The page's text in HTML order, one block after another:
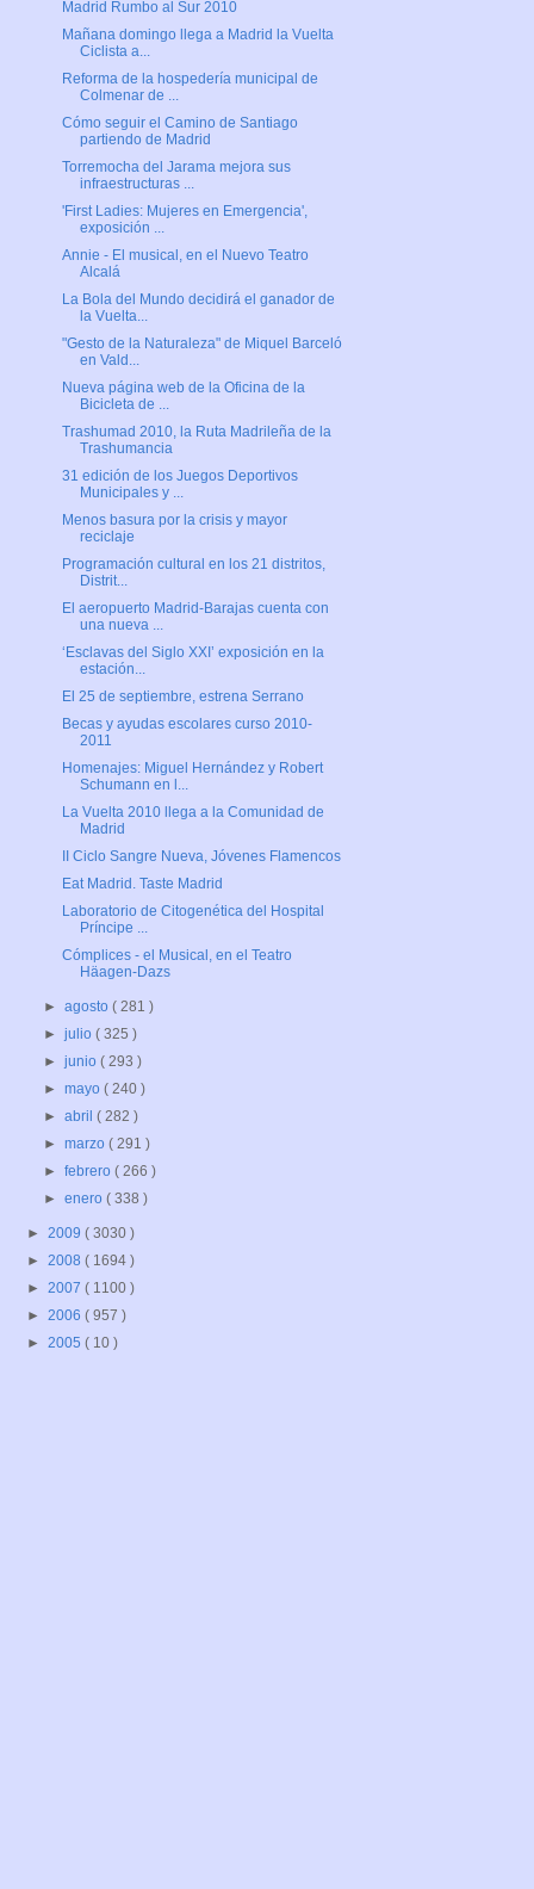
Madrid Rumbo al Sur 2010
Mañana domingo llega a Madrid la Vuelta
Ciclista a...
Reforma de la hospedería municipal de
Colmenar de ...
Cómo seguir el Camino de Santiago
partiendo de Madrid
Torremocha del Jarama mejora sus
infraestructuras ...
'First Ladies: Mujeres en Emergencia',
exposición ...
Annie - El musical, en el Nuevo Teatro
Alcalá
La Bola del Mundo decidirá el ganador de
la Vuelta...
"Gesto de la Naturaleza" de Miquel Barceló
en Vald...
Nueva página web de la Oficina de la
Bicicleta de ...
Trashumad 2010, la Ruta Madrileña de la
Trashumancia
31 edición de los Juegos Deportivos
Municipales y ...
Menos basura por la crisis y mayor
reciclaje
Programación cultural en los 21 distritos,
Distrit...
El aeropuerto Madrid-Barajas cuenta con
una nueva ...
‘Esclavas del Siglo XXI’ exposición en la
estación...
El 25 de septiembre, estrena Serrano
Becas y ayudas escolares curso 2010-
2011
Homenajes: Miguel Hernández y Robert
Schumann en l...
La Vuelta 2010 llega a la Comunidad de
Madrid
II Ciclo Sangre Nueva, Jóvenes Flamencos
Eat Madrid. Taste Madrid
Laboratorio de Citogenética del Hospital
Príncipe ...
Cómplices - el Musical, en el Teatro
Häagen-Dazs
►agosto( 281 )
►julio( 325 )
►junio( 293 )
►mayo( 240 )
►abril( 282 )
►marzo( 291 )
►febrero( 266 )
►enero( 338 )
► 2009 ( 3030 )
► 2008 ( 1694 )
► 2007 ( 1100 )
► 2006 ( 957 )
► 2005 ( 10 )